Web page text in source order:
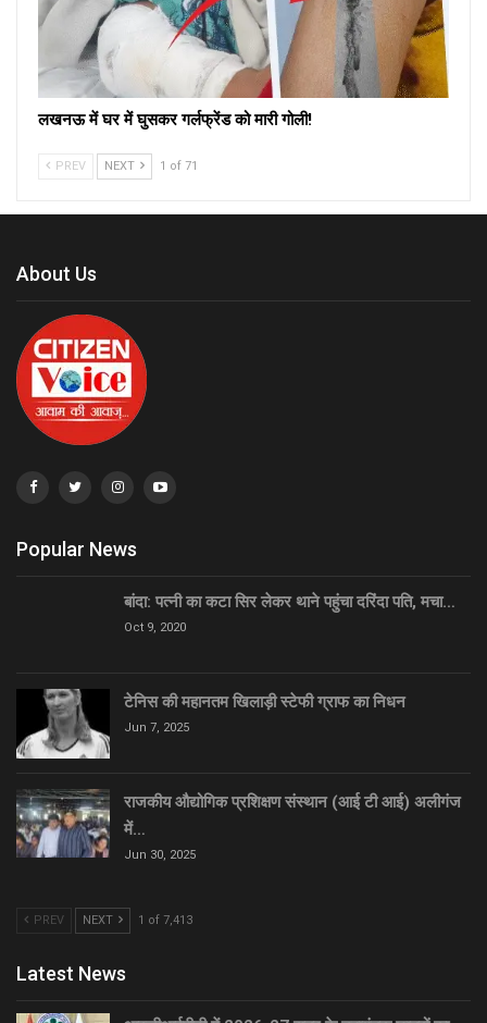
लखनऊ में घर में घुसकर गर्लफ्रेंड को मारी गोली!
PREV NEXT 1 of 71
About Us
Popular News
बांदा: पत्नी का कटा सिर लेकर थाने पहुंचा दरिंदा पति, मचा…
Oct 9, 2020
टेनिस की महानतम खिलाड़ी स्टेफी ग्राफ का निधन
Jun 7, 2025
राजकीय औद्योगिक प्रशिक्षण संस्थान (आई टी आई) अलीगंज
में…
Jun 30, 2025
PREV NEXT 1 of 7,413
Latest News